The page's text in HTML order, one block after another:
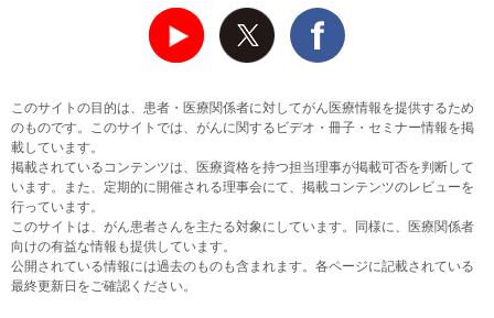
このサイトの目的は、患者・医療関係者に対してがん医療情報を提供するため
のものです。このサイトでは、がんに関するビデオ・冊子・セミナー情報を掲
載しています。
掲載されているコンテンツは、医療資格を持つ担当理事が掲載可否を判断して
います。また、定期的に開催される理事会にて、掲載コンテンツのレビューを
行っています。
このサイトは、がん患者さんを主たる対象にしています。同様に、医療関係者
向けの有益な情報も提供しています。
公開されている情報には過去のものも含まれます。各ページに記載されている
最終更新日をご確認ください。